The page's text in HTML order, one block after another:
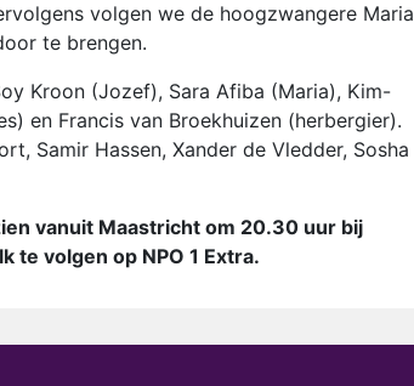
volgen we de hoogzwangere Maria
te brengen.
Kroon (Jozef), Sara Afiba (Maria), Kim-
en Francis van Broekhuizen (herbergier).
Samir Hassen, Xander de Vledder, Sosha
vanuit Maastricht om 20.30 uur bij
te volgen op NPO 1 Extra.